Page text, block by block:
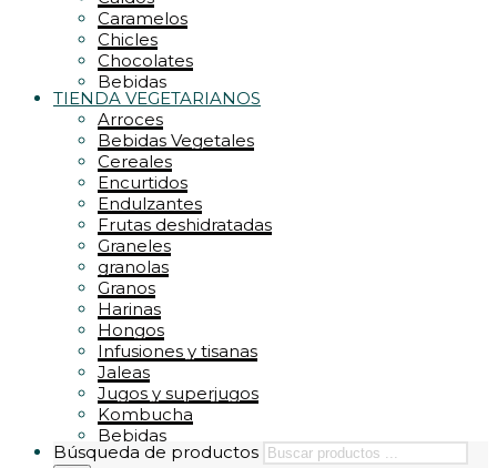
REPOSTERIA / DULCES
PASTELERIA – PAN
CHOCOLATES – CACAO
COBERTURAS – FONDAS
RELLENOS – GLASEADOS
SIROPES – ARROPES
Caramelos
Chicles
Chocolates
Bebidas
Chocolates y Cacao
Conservas
Cremas de untar
Dulces
Encurtidos
Endulzantes
Energéticos
Cereales
TIENDA VEGETARIANOS
Arroces
Bebidas Vegetales
Cereales
Encurtidos
Endulzantes
Frutas deshidratadas
Graneles
granolas
Granos
Harinas
Hongos
Infusiones y tisanas
Jaleas
Jugos y superjugos
Kombucha
Bebidas
Legumbres
Búsqueda de productos